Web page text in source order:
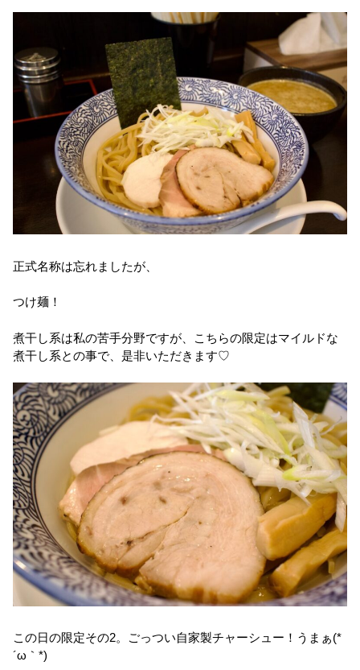
正式名称は忘れましたが、
つけ麺！
煮干し系は私の苦手分野ですが、こちらの限定はマイルドな
煮干し系との事で、是非いただきます♡
この日の限定その2。ごっつい自家製チャーシュー！うまぁ(*
´ω｀*)